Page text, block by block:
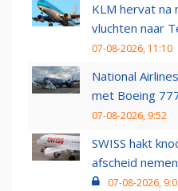
KLM hervat na
vluchten naar
07-08-2026, 11:10
National
met Boeing
07-08-2026, 9:52
SWISS hakt
afscheid
07-08-2026,